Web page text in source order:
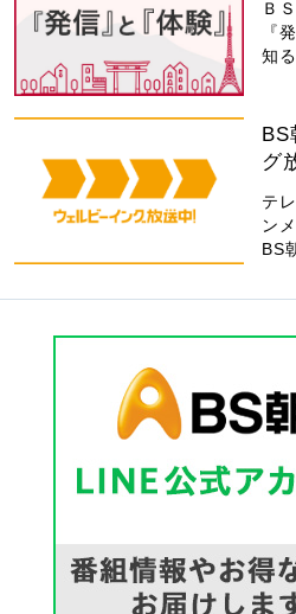
Ｂ
『
知
BS
グ
テ
ン
BS